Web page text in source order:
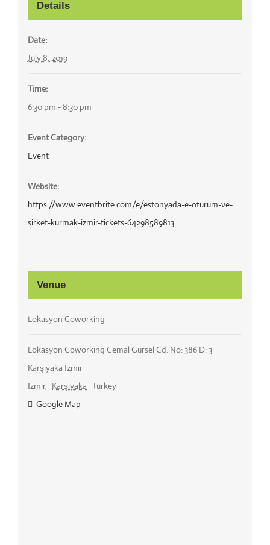
Details
Date:
July 8, 2019
Time:
6:30 pm - 8:30 pm
Event Category:
Event
Website:
https://www.eventbrite.com/e/estonyada-e-oturum-ve-
sirket-kurmak-izmir-tickets-64298589813
Venue
Lokasyon Coworking
Lokasyon Coworking Cemal Gürsel Cd. No: 386 D: 3
Karşıyaka İzmir
İzmir, Karşıyaka Turkey
Google Map